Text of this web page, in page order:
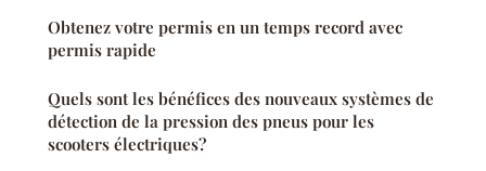
Obtenez votre permis en un temps record avec
permis rapide
Quels sont les bénéfices des nouveaux systèmes de
détection de la pression des pneus pour les
scooters électriques?